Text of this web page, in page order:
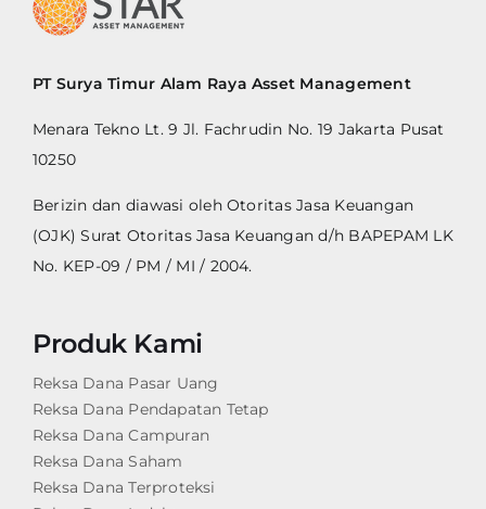
PT Surya Timur Alam Raya Asset Management
Menara Tekno Lt. 9 Jl. Fachrudin No. 19 Jakarta Pusat
10250
Berizin dan diawasi oleh Otoritas Jasa Keuangan
(OJK) Surat Otoritas Jasa Keuangan d/h BAPEPAM LK
No. KEP-09 / PM / MI / 2004.
Produk Kami
Reksa Dana Pasar Uang
Reksa Dana Pendapatan Tetap
Reksa Dana Campuran
Reksa Dana Saham
Reksa Dana Terproteksi